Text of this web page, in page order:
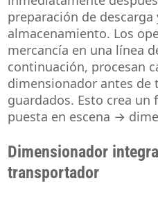
preparación de
almacenamiento. Los
mercancía en una línea
continuación, procesan
dimensionador antes de
guardados. Esto crea
puesta en escena →
Dimensionador
transportador